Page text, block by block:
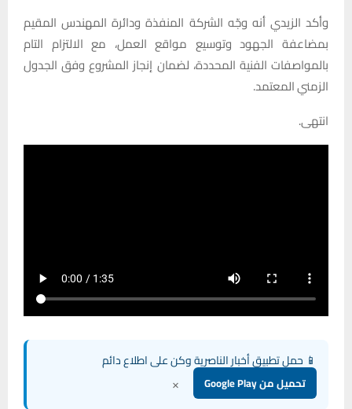
وأكد الزيدي أنه وجّه الشركة المنفذة ودائرة المهندس المقيم
بمضاعفة الجهود وتوسيع مواقع العمل، مع الالتزام التام
بالمواصفات الفنية المحددة، لضمان إنجاز المشروع وفق الجدول
الزمني المعتمد.
انتهى.
📱 حمل تطبيق أخبار الناصرية وكن على اطلاع دائم
تحميل من Google Play ×